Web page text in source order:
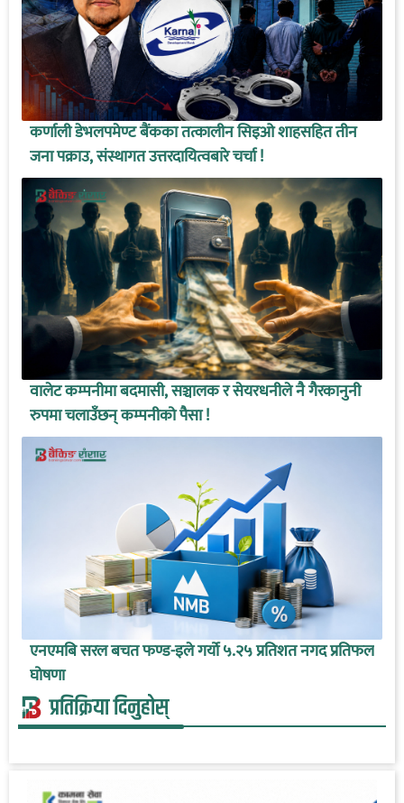
कर्णाली डेभलपमेण्ट बैंकका तत्कालीन सिइओ शाहसहित तीन
जना पक्राउ, संस्थागत उत्तरदायित्वबारे चर्चा !
वालेट कम्पनीमा बदमासी, सञ्चालक र सेयरधनीले नै गैरकानुनी
रुपमा चलाउँछन् कम्पनीको पैसा !
एनएमबि सरल बचत फण्ड-इले गर्यो ५.२५ प्रतिशत नगद प्रतिफल
घोषणा
प्रतिक्रिया दिनुहोस्